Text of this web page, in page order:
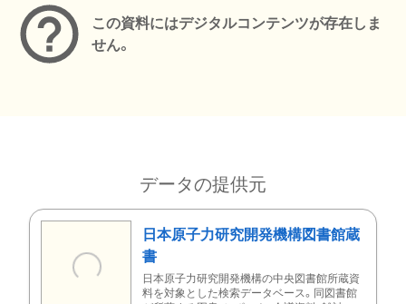
この資料にはデジタルコンテンツが存在しま
せん。
データの提供元
日本原子力研究開発機構図書館蔵
書
日本原子力研究開発機構の中央図書館所蔵資
料を対象とした検索データベース。同図書館